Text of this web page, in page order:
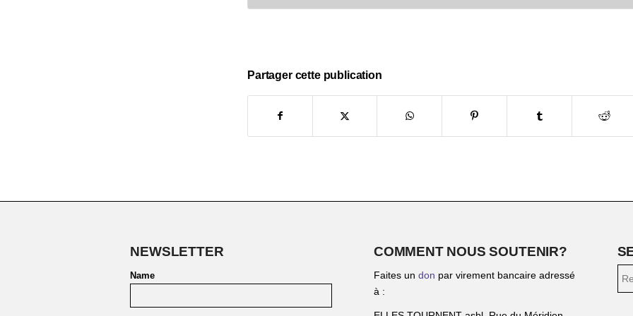
Partager cette publication
NEWSLETTER
Name
COMMENT NOUS SOUTENIR?
Faites un don par virement bancaire adressé
à :